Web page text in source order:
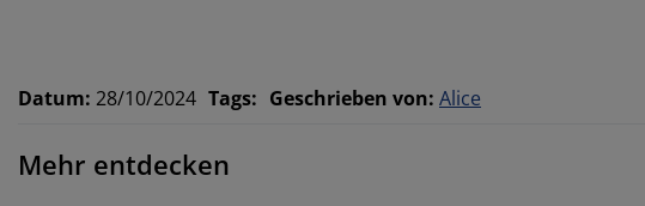
Datum: 28/10/2024 Tags: Geschrieben von: Alice
Mehr entdecken